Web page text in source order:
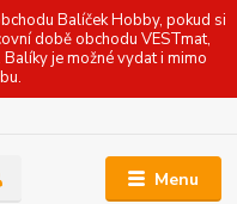
Balíček Hobby, pokud si
době obchodu VESTmat,
je možné vydat i mimo
Menu